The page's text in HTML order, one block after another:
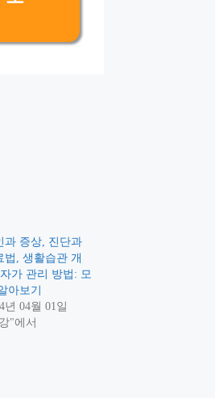
과 증상, 진단과
법, 생활습관 개
가 관리 방법: 모
아보기
년 04월 01일
"에서